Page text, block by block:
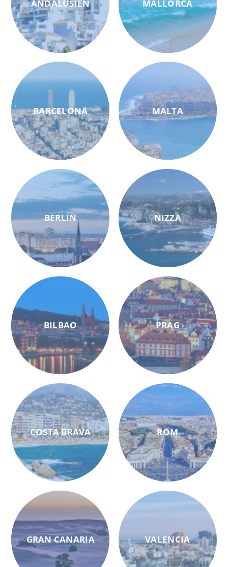
ANDALUSIEN
BARCELONA
BERLIN
BILBAO
COSTA BRAVA
GRAN CANARIA
MALLORCA
MALTA
NIZZA
PRAG
ROM
VALENCIA